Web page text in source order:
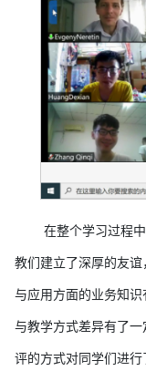
在整个学习过程
教们建立了深厚的友
与应用方面的业务知
与教学方式差异有了
评的方式对同学们进